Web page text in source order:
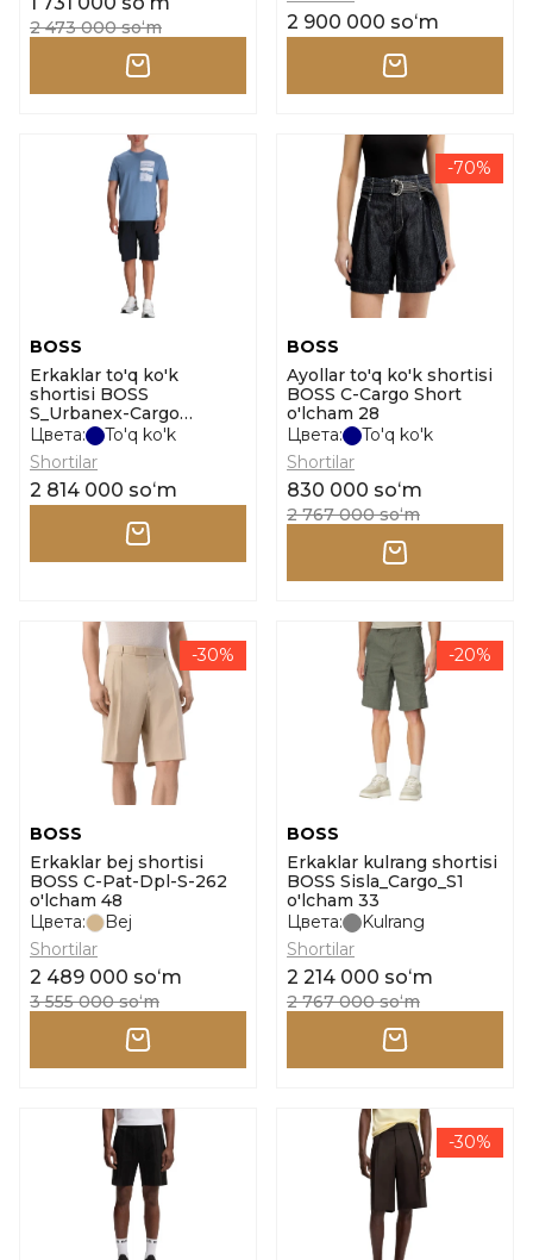
2 473 000 soʻm 2 900 000 soʻm
BOSS
Erkaklar to'q ko'k
shortisi BOSS
S_Urbanex-Cargo
o'lcham 48
Цвета:
To'q ko'k
Shortilar
2 814 000 soʻm
-70%
BOSS
Ayollar to'q ko'k shortisi
BOSS C-Cargo Short
o'lcham 28
Цвета:
To'q ko'k
Shortilar
830 000 soʻm
2 767 000 soʻm
-30%
BOSS
Erkaklar bej shortisi
BOSS C-Pat-Dpl-S-262
o'lcham 48
Цвета:
Bej
Shortilar
2 489 000 soʻm
3 555 000 soʻm
-20%
BOSS
Erkaklar kulrang shortisi
BOSS Sisla_Cargo_S1
o'lcham 33
Цвета:
Kulrang
Shortilar
2 214 000 soʻm
2 767 000 soʻm
-30%